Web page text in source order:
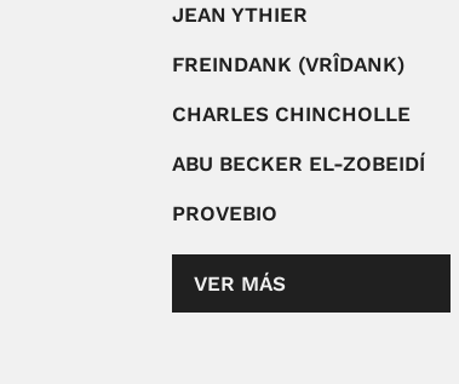
JEAN YTHIER
FREINDANK (VRÎDANK)
CHARLES CHINCHOLLE
ABU BECKER EL-ZOBEIDÍ
PROVEBIO
VER MÁS